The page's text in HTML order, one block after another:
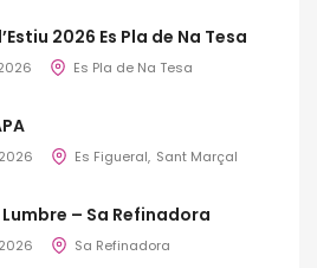
2026 Es Pla de Na Tesa
Es Pla de Na Tesa
Es Figueral Sant Marçal
– Sa Refinadora
Sa Refinadora